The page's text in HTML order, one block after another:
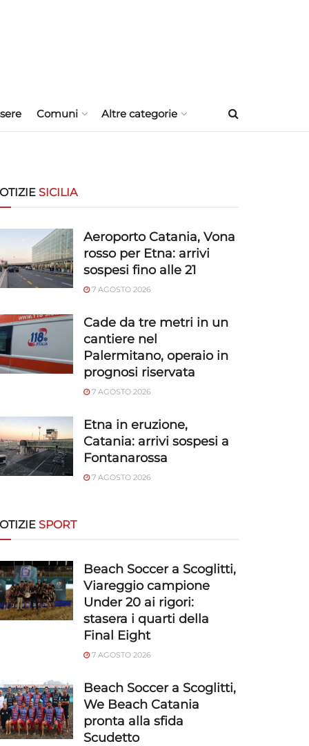
Comuni Altre categorie
SICILIA
Aeroporto Catania, Vona
rosso per Etna: arrivi
sospesi fino alle 21
7 AGOSTO 2026
Cade da tre metri in un
cantiere nel
Palermitano, operaio in
prognosi riservata
7 AGOSTO 2026
Etna in eruzione,
Catania: arrivi sospesi a
Fontanarossa
7 AGOSTO 2026
SPORT
Beach Soccer a Scoglitti,
Viareggio campione
Under 20 ai rigori:
stasera i quarti della
Final Eight
7 AGOSTO 2026
Beach Soccer a Scoglitti,
We Beach Catania
pronta alla sfida
Scudetto